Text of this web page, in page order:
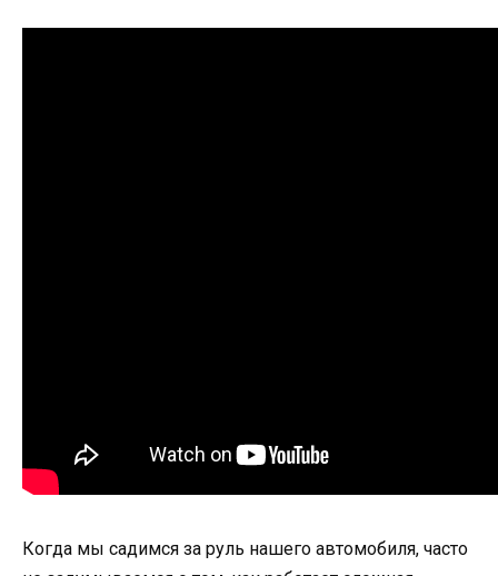
Когда мы садимся за руль нашего автомобиля, часто